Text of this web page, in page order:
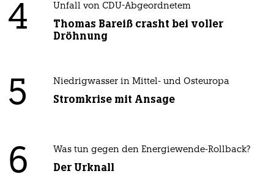
4 Unfall von CDU-Abgeordnetem
Thomas Bareiß crasht bei voller
Dröhnung
5 Niedrigwasser in Mittel- und Osteuropa
Stromkrise mit Ansage
6 Was tun gegen den Energiewende-Rollback?
Der Urknall